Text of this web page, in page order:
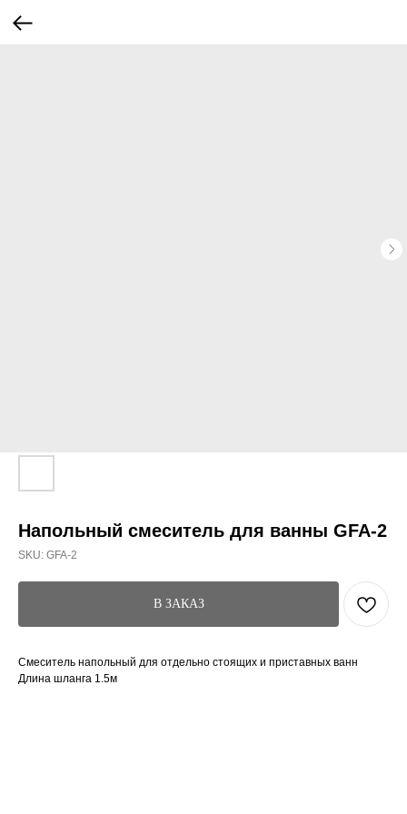
Напольный смеситель для ванны GFA-2
SKU: GFA-2
В ЗАКАЗ
Смеситель напольный для отдельно стоящих и приставных ванн
Длина шланга 1.5м